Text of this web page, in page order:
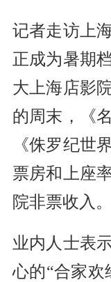
记者走访上
正成为暑期
大上海店影
的周末，《
《侏罗纪世
票房和上座
院非票收入。
业内人士表
心的“合家欢